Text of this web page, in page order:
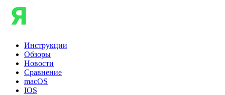
Инструкции
Обзоры
Новости
Сравнение
macOS
IOS